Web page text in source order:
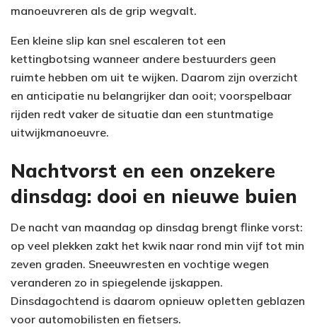
manoeuvreren als de grip wegvalt.
Een kleine slip kan snel escaleren tot een
kettingbotsing wanneer andere bestuurders geen
ruimte hebben om uit te wijken. Daarom zijn overzicht
en anticipatie nu belangrijker dan ooit; voorspelbaar
rijden redt vaker de situatie dan een stuntmatige
uitwijkmanoeuvre.
Nachtvorst en een onzekere
dinsdag: dooi en nieuwe buien
De nacht van maandag op dinsdag brengt flinke vorst:
op veel plekken zakt het kwik naar rond min vijf tot min
zeven graden. Sneeuwresten en vochtige wegen
veranderen zo in spiegelende ijskappen.
Dinsdagochtend is daarom opnieuw opletten geblazen
voor automobilisten en fietsers.